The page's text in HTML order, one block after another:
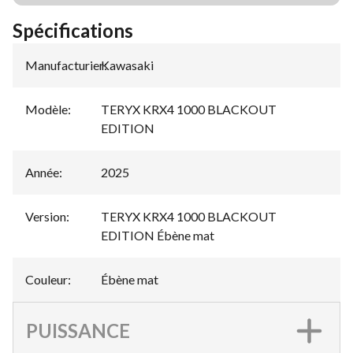
Spécifications
Manufacturier:
Kawasaki
Modèle:
TERYX KRX4 1000 BLACKOUT
EDITION
Année: 2025
Version:
TERYX KRX4 1000 BLACKOUT
EDITION Ébène mat
Couleur: Ébène mat
PUISSANCE